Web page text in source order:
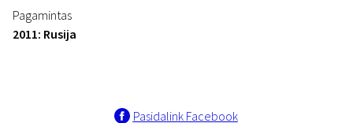
Pagamintas
2011: Rusija
Pasidalink Facebook